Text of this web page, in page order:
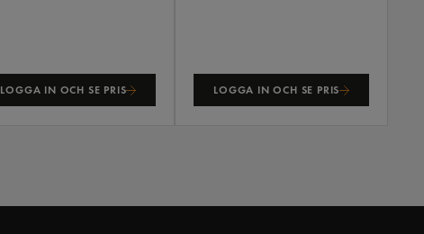
LOGGA IN OCH SE PRIS LOGGA IN OCH SE PRIS